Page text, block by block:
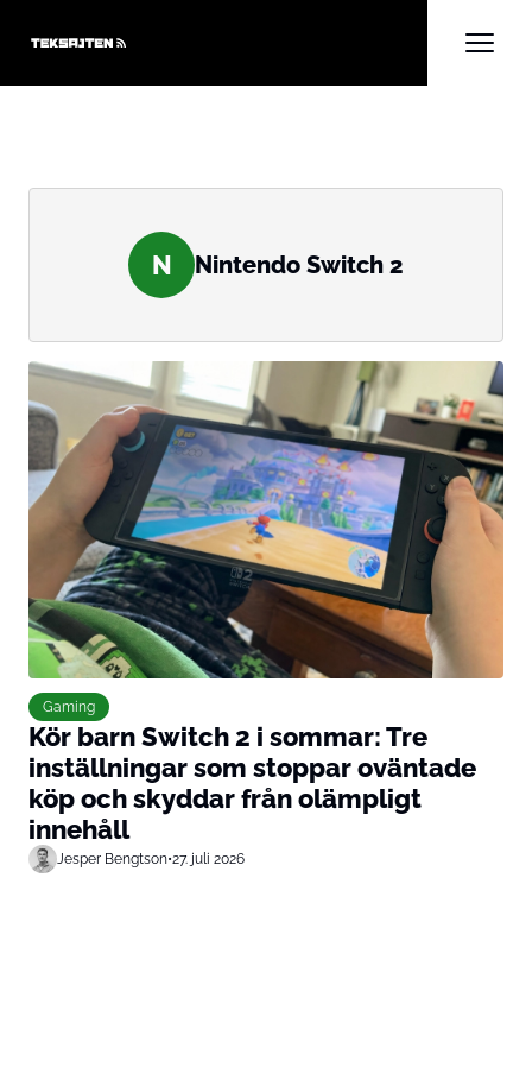
N Nintendo Switch 2
Gaming
Kör barn Switch 2 i sommar: Tre
inställningar som stoppar oväntade
köp och skyddar från olämpligt
innehåll
Jesper Bengtson•27. juli 2026